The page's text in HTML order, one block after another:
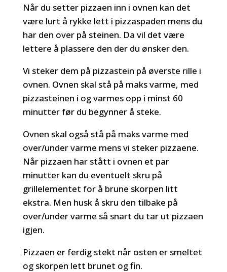
Når du setter pizzaen inn i ovnen kan det
være lurt å rykke lett i pizzaspaden mens du
har den over på steinen. Da vil det være
lettere å plassere den der du ønsker den.
Vi steker dem på pizzastein på øverste rille i
ovnen. Ovnen skal stå på maks varme, med
pizzasteinen i og varmes opp i minst 60
minutter før du begynner å steke.
Ovnen skal også stå på maks varme med
over/under varme mens vi steker pizzaene.
Når pizzaen har stått i ovnen et par
minutter kan du eventuelt skru på
grillelementet for å brune skorpen litt
ekstra. Men husk å skru den tilbake på
over/under varme så snart du tar ut pizzaen
igjen.
Pizzaen er ferdig stekt når osten er smeltet
og skorpen lett brunet og fin.